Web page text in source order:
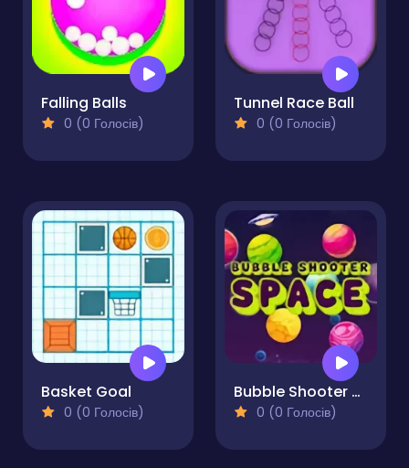
Falling Balls
0 (0 Голосів)
Tunnel Race Ball
0 (0 Голосів)
Basket Goal
0 (0 Голосів)
Bubble Shooter Space
0 (0 Голосів)